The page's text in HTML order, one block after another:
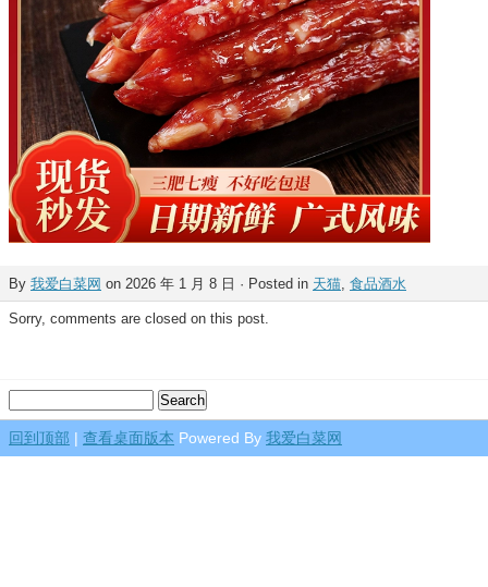
By 我爱白菜网 on 2026 年 1 月 8 日 · Posted in 天猫, 食品酒水
Sorry, comments are closed on this post.
回到顶部 | 查看桌面版本 Powered By 我爱白菜网